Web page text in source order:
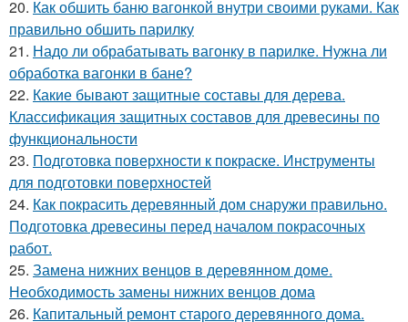
20. Как обшить баню вагонкой внутри своими руками. Как
правильно обшить парилку
21. Надо ли обрабатывать вагонку в парилке. Нужна ли
обработка вагонки в бане?
22. Какие бывают защитные составы для дерева.
Классификация защитных составов для древесины по
функциональности
23. Подготовка поверхности к покраске. Инструменты
для подготовки поверхностей
24. Как покрасить деревянный дом снаружи правильно.
Подготовка древесины перед началом покрасочных
работ.
25. Замена нижних венцов в деревянном доме.
Необходимость замены нижних венцов дома
26. Капитальный ремонт старого деревянного дома.